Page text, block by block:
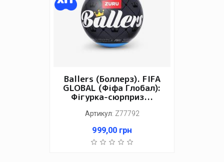
Ballers (Боллерз). FIFA
GLOBAL (Фіфа Глобал):
Фігурка-сюрприз...
Артикул: Z77792
999,00 грн